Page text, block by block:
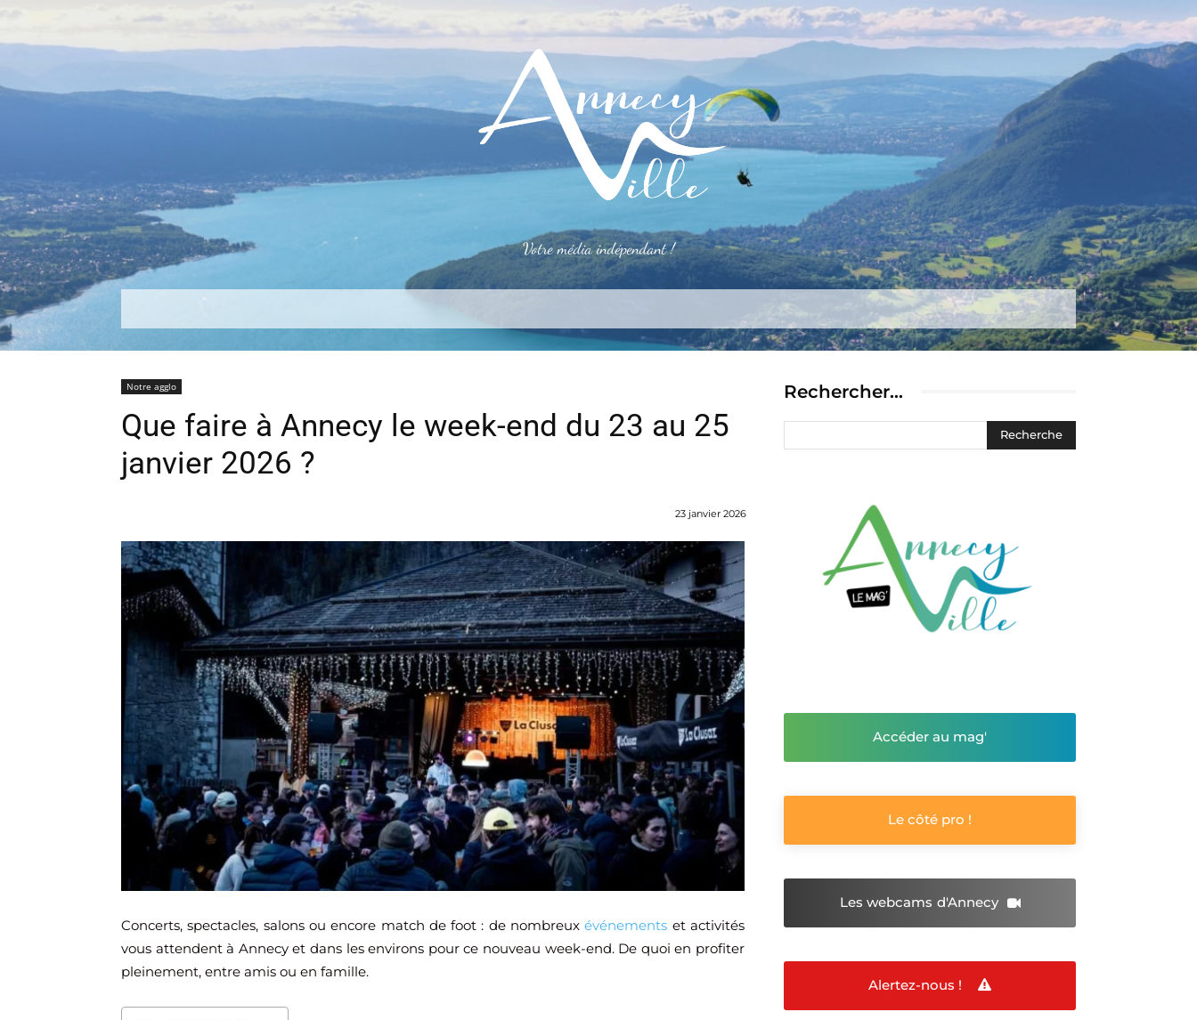
Votre média indépendant !
Alertez-nous Plus
Notre agglo
Que faire à Annecy le week-end du 23 au 25
janvier 2026 ?
23 janvier 2026
Concerts, spectacles, salons ou encore match de foot : de nombreuxévénements et activités
vous attendent à Annecy et dans les environs pour ce nouveau week-end. De quoi en profiter
pleinement, entre amis ou en famille.
Rechercher…
Accéder au mag'
Le côté pro !
Les webcams d'Annecy
Alertez-nous !